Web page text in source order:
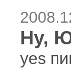
Ну,
yes